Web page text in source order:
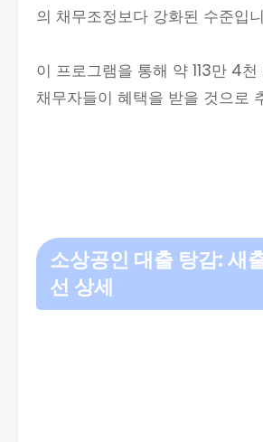
의 채무조정보다 강화된 수준입
이 프로그램을 통해 약 113만 4
채무자들이 혜택을 받을 것으로
소상공인 대출 탕감: 새
선 상세